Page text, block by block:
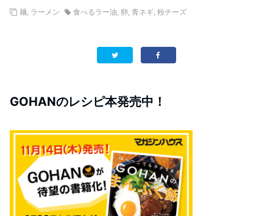
麺, ラーメン 食べるラー油, 卵, 青ネギ, 粉チーズ
GOHANのレシピ本発売中！